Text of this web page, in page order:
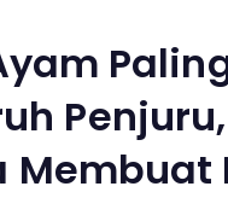
Membuat